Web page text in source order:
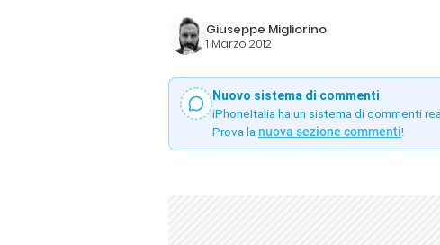
Giuseppe Migliorino
1 Marzo 2012
Nuovo sistema di commenti
iPhoneItalia ha un sistema di commenti
Prova la nuova sezione commenti!